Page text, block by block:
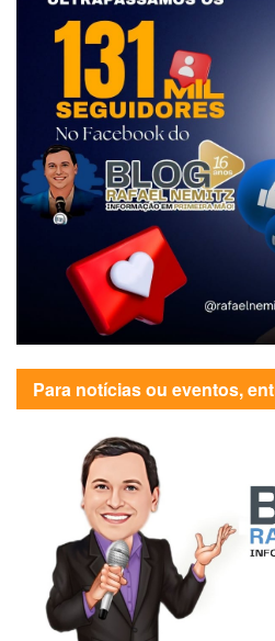
Para notícias ou eventos,